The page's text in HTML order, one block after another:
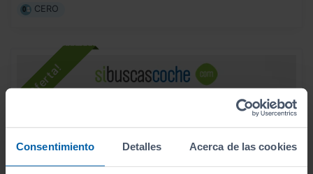
Consentimiento Detalles Acerca de las cookies
CERO